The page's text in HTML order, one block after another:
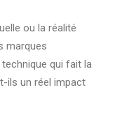
ou la réalité
marques
qui fait la
ils un réel impact